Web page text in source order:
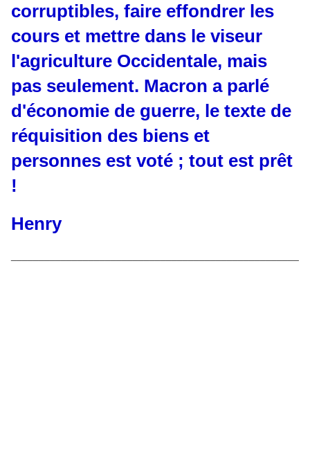
corruptibles, faire effondrer les
cours et mettre dans le viseur
l'agriculture Occidentale, mais
pas seulement. Macron a parlé
d'économie de guerre, le texte de
réquisition des biens et
personnes est voté ; tout est prêt
!
Henry